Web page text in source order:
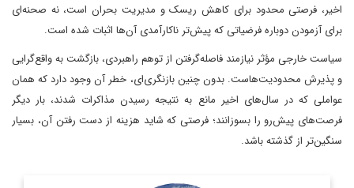
اخیر، فرصتی محدود برای کاهش ریسک و مدیریت بحران است، نه صحنه‌ای
برای آزمودن دوباره فرضیاتی که پیش‌تر ناکارآمدی آن‌ها اثبات شده است.
سیاست خارجی مؤثر نیازمند فاصله‌گرفتن از توهم راهبردی، بازگشت به واقع‌گرایی
و پذیرش محدودیت‌هاست. بدون چنین بازنگری‌ای، خطر آن وجود دارد که همان
عواملی که در سال‌های اخیر مانع به نتیجه رسیدن مذاکرات شدند، بار دیگر
فرصت‌های پیش‌رو را بسوزانند؛ فرصتی که شاید هزینه از دست رفتن آن، بسیار
سنگین‌تر از گذشته باشد.